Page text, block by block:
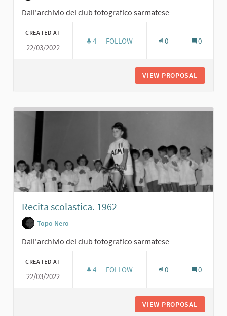
Dall'archivio del club fotografico sarmatese
CREATED AT
22/03/2022
4 4 FOLLOWERS
FOLLOW 0 0
VIEW PROPOSAL
Recita scolastica. 1962
Topo Nero
Dall'archivio del club fotografico sarmatese
CREATED AT
22/03/2022
4 4 FOLLOWERS
FOLLOW 0 0
VIEW PROPOSAL